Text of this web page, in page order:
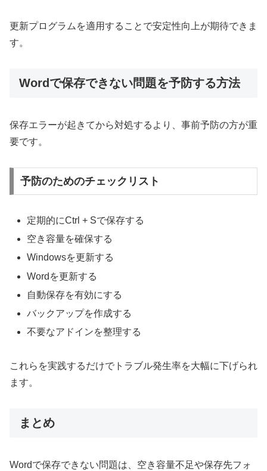
更新プログラムを適用することで安定性向上が期待できま
す。
Wordで保存できない問題を予防する方法
保存エラーが起きてから対処するより、事前予防の方が重
要です。
予防のためのチェックリスト
定期的にCtrl + Sで保存する
空き容量を確保する
Windowsを更新する
Wordを更新する
自動保存を有効にする
バックアップを作成する
不要なアドインを整理する
これらを実践するだけでトラブル発生率を大幅に下げられ
ます。
まとめ
Wordで保存できない問題は、空き容量不足や保存先フォ